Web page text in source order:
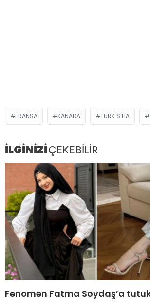
FRANSA KANADA TÜRK SİHA
İLGİNİZİÇEKEBİLİR
Fenomen Fatma Soydaş’a